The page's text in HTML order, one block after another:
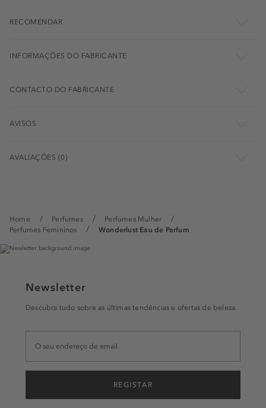
Home Perfumes
Perfumes Mulher
Perfumes Femininos
Wonderlust Eau de Parfum
RECOMENDAR
INFORMAÇÕES DO FABRICANTE
CONTACTO DO FABRICANTE
AVISOS
AVALIAÇÕES (0)
Newsletter
Descubra tudo sobre as últimas tendências e ofertas de beleza.
REGISTAR